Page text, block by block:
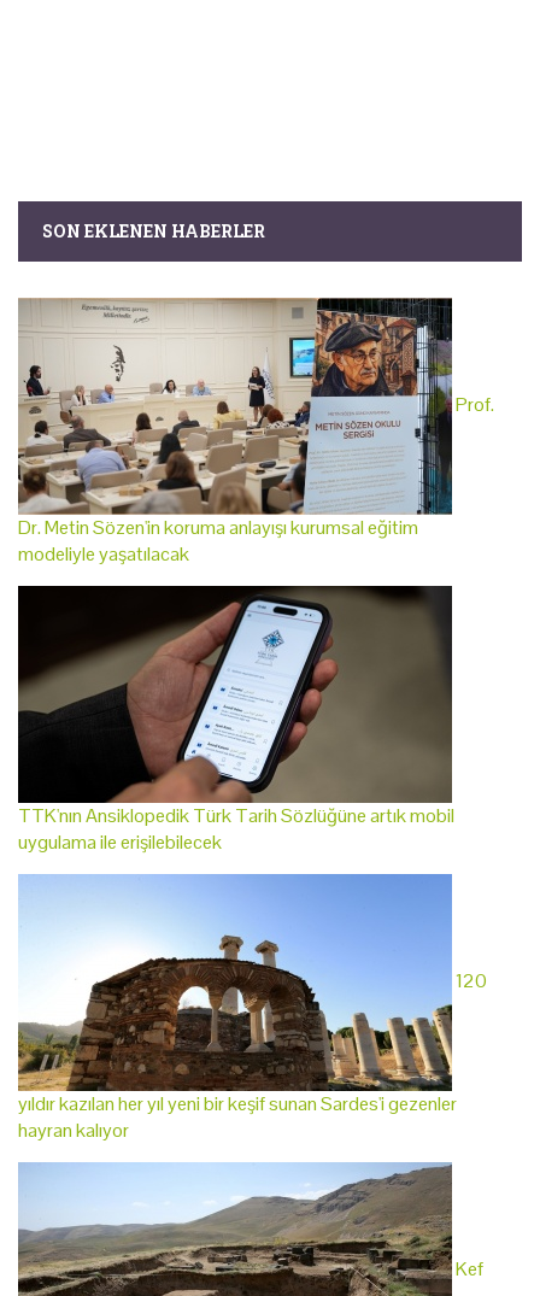
SON EKLENEN HABERLER
Prof.
Dr. Metin Sözen'in koruma anlayışı kurumsal eğitim
modeliyle yaşatılacak
TTK'nın Ansiklopedik Türk Tarih Sözlüğüne artık mobil
uygulama ile erişilebilecek
120
yıldır kazılan her yıl yeni bir keşif sunan Sardes'i gezenler
hayran kalıyor
Kef